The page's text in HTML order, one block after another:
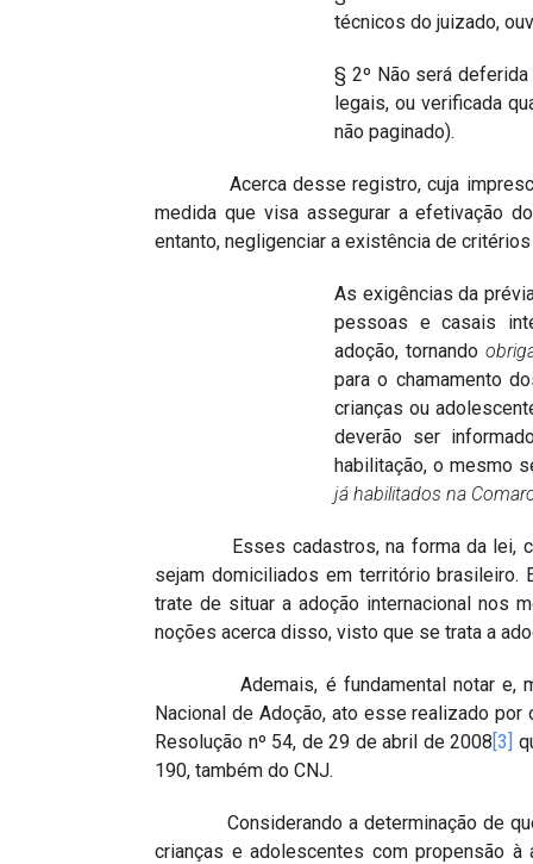
técnicos do juizado,
§ 2º Não será
legais, ou verificada
não paginado).
Acerca desse registro, cuja
medida que visa assegurar a efetivação
entanto, negligenciar a existência de
As exigências da
pessoas e casais
adoção, tornando
para o chamamento
crianças ou
deverão ser
habilitação, o mesmo
já habilitados na
Esses cadastros, na forma da lei,
sejam domiciliados em território brasileiro.
trate de situar a adoção internacional nos
noções acerca disso, visto que se trata a
Ademais, é fundamental notar e, mais
Nacional de Adoção, ato esse realizado
Resolução nº 54, de 29 de abril de 2008[3]
190, também do CNJ.
Considerando a determinação de que
crianças e adolescentes com propensão